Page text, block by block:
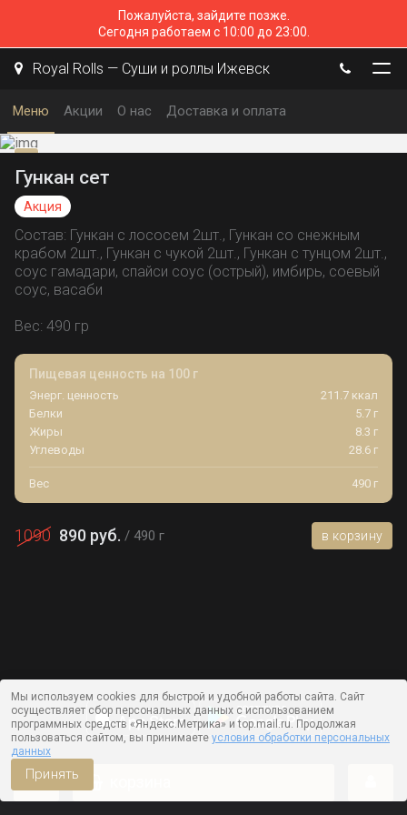
Пожалуйста, зайдите позже.
Сегодня работаем с 10:00 до 23:00.
Royal Rolls — Суши и роллы Ижевск
Меню Акции О нас Доставка и оплата
Гункан сет
Акция
Состав: Гункан с лососем 2шт., Гункан со снежным
крабом 2шт., Гункан с чукой 2шт., Гункан с тунцом 2шт.,
соус гамадари, спайси соус (острый), имбирь, соевый
соус, васаби
Вес: 490 гр
Пищевая ценность на 100 г
Энерг. ценность
211.7 ккал
Белки
5.7 г
Жиры
8.3 г
Углеводы
28.6 г
Вес 490 г
1090 890 руб. 490 г в корзину
Мы используем cookies для быстрой и удобной работы сайта. Сайт
осуществляет сбор персональных данных с использованием
программных средств «Яндекс.Метрика» и top.mail.ru. Продолжая
пользоваться сайтом, вы принимаете условия обработки персональных
данных
Принять